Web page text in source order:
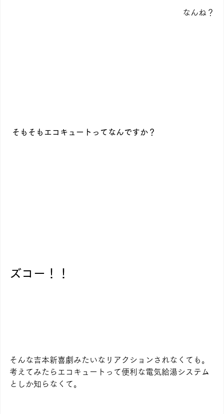
なんね？
そもそもエコキュートってなんですか？
ズコー！！
そんな吉本新喜劇みたいなリアクションされなくても。
考えてみたらエコキュートって便利な電気給湯システム
としか知らなくて。